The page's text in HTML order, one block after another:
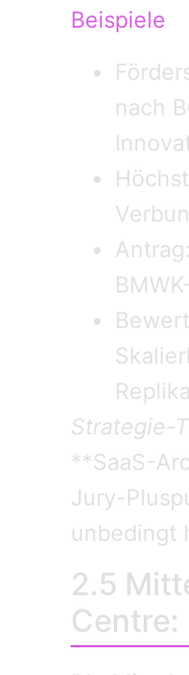
Beispiele
nach
Strategie-
**SaaS-
Jury-
unbedingt
2.5